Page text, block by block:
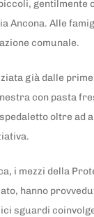
Ancona. Alle
comunale.
già dalle
con pasta
oltre ad
i mezzi della
hanno
sguardi